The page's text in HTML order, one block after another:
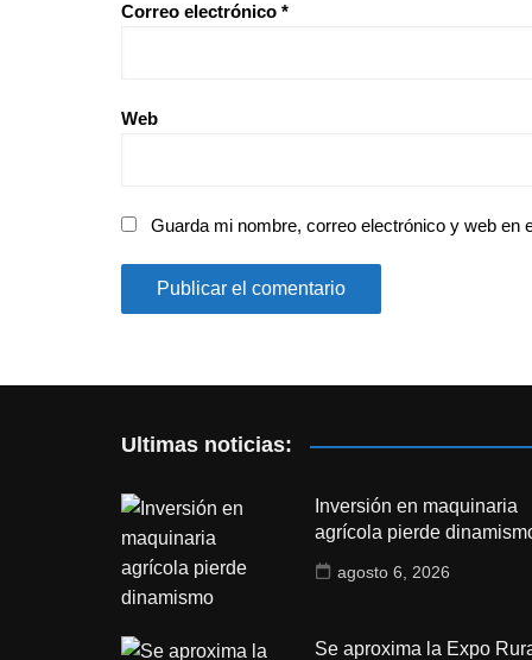
Correo electrónico *
Web
Guarda mi nombre, correo electrónico y web en
Ultimas noticias:
Inversión en maquinaria
agrícola pierde
agosto 6, 2026
Se aproxima la Expo